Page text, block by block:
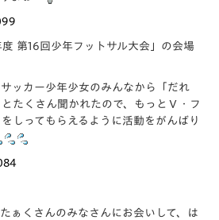
第16回少年フットサル大会」の会場
ッカー少年少女のみんなから「だれ
たくさん聞かれたので、もっとＶ・フ
しってもらえるように活動をがんばり
ぁくさんのみなさんにお会いして、は